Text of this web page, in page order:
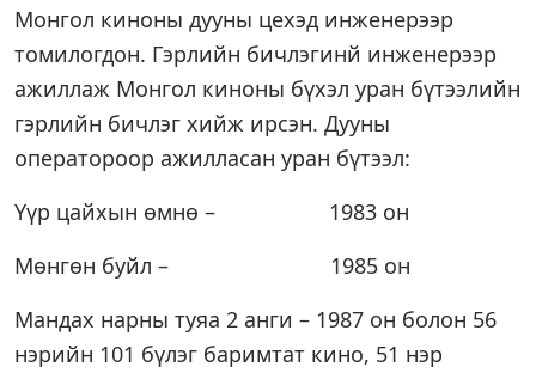
Монгол киноны дууны цехэд инженерээр
томилогдон. Гэрлийн бичлэгинй инженерээр
ажиллаж Монгол киноны бүхэл уран бүтээлийн
гэрлийн бичлэг хийж ирсэн. Дууны
оператороор ажилласан уран бүтээл:
Үүр цайхын өмнө – 1983 он
Мөнгөн буйл – 1985 он
Мандах нарны туяа 2 анги – 1987 он болон 56
нэрийн 101 бүлэг баримтат кино, 51 нэр